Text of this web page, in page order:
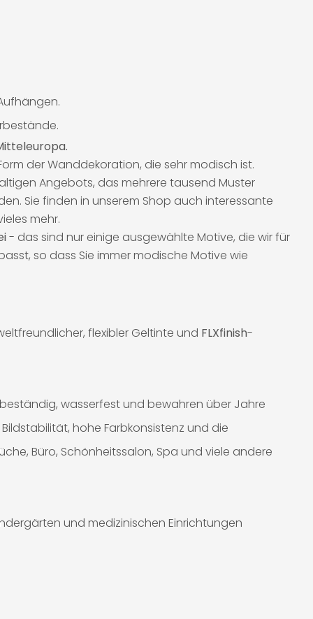
der Wanddekoration, die sehr modisch ist.
Angebots, das mehrere tausend Muster
Sie finden in unserem Shop auch interessante
mehr.
- das sind nur einige ausgewählte Motive, die wir für
so dass Sie immer modische Motive wie
flexibler Geltinte und FLXfinish-
wasserfest und bewahren über Jahre
hohe Farbkonsistenz und die
Büro, Schönheitssalon, Spa und viele andere
und medizinischen Einrichtungen